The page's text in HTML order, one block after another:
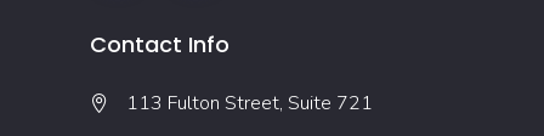
Contact Info
113 Fulton Street, Suite 721